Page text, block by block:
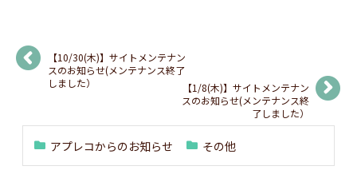
【10/30(木)】サイトメンテナン
スのお知らせ(メンテナンス終了
しました）
【1/8(木)】サイトメンテナン
スのお知らせ(メンテナンス終
了しました）
アプレコからのお知らせ その他